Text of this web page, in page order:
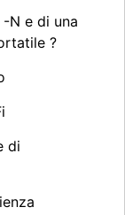
N e di una
?
di